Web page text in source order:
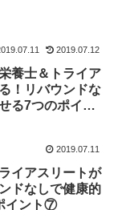
2019.07.12
養士＆トライア
！リバウンドな
る7つのポイン
2019.07.11
イアスリートが
ドなしで健康的
イント⑦